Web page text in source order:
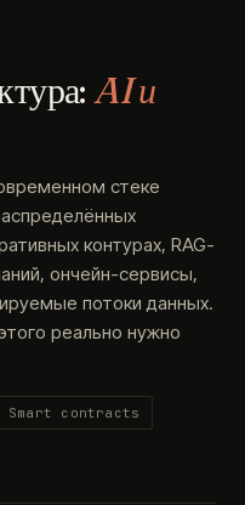
AI и
стеке
контурах, RAG-
ончейн-сервисы,
потоки данных.
реально нужно
Smart contracts